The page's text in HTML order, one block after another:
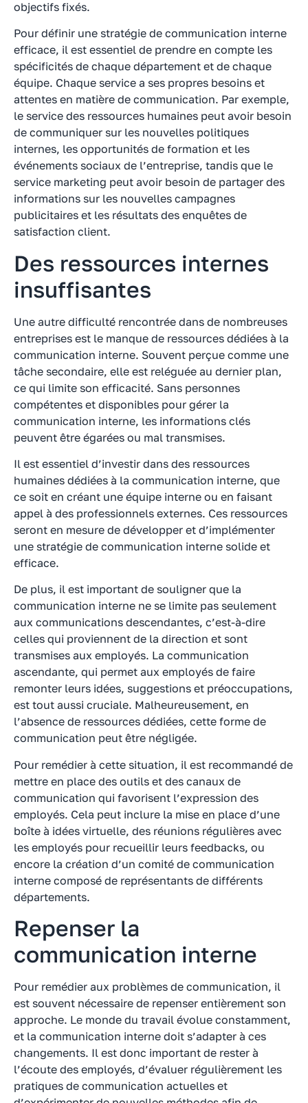
objectifs fixés.
Pour définir une stratégie de communication interne
efficace, il est essentiel de prendre en compte les
spécificités de chaque département et de chaque
équipe. Chaque service a ses propres besoins et
attentes en matière de communication. Par exemple,
le service des ressources humaines peut avoir besoin
de communiquer sur les nouvelles politiques
internes, les opportunités de formation et les
événements sociaux de l’entreprise, tandis que le
service marketing peut avoir besoin de partager des
informations sur les nouvelles campagnes
publicitaires et les résultats des enquêtes de
satisfaction client.
Des ressources internes
insuffisantes
Une autre difficulté rencontrée dans de nombreuses
entreprises est le manque de ressources dédiées à la
communication interne. Souvent perçue comme une
tâche secondaire, elle est reléguée au dernier plan,
ce qui limite son efficacité. Sans personnes
compétentes et disponibles pour gérer la
communication interne, les informations clés
peuvent être égarées ou mal transmises.
Il est essentiel d’investir dans des ressources
humaines dédiées à la communication interne, que
ce soit en créant une équipe interne ou en faisant
appel à des professionnels externes. Ces ressources
seront en mesure de développer et d’implémenter
une stratégie de communication interne solide et
efficace.
De plus, il est important de souligner que la
communication interne ne se limite pas seulement
aux communications descendantes, c’est-à-dire
celles qui proviennent de la direction et sont
transmises aux employés. La communication
ascendante, qui permet aux employés de faire
remonter leurs idées, suggestions et préoccupations,
est tout aussi cruciale. Malheureusement, en
l’absence de ressources dédiées, cette forme de
communication peut être négligée.
Pour remédier à cette situation, il est recommandé de
mettre en place des outils et des canaux de
communication qui favorisent l’expression des
employés. Cela peut inclure la mise en place d’une
boîte à idées virtuelle, des réunions régulières avec
les employés pour recueillir leurs feedbacks, ou
encore la création d’un comité de communication
interne composé de représentants de différents
départements.
Repenser la
communication interne
Pour remédier aux problèmes de communication, il
est souvent nécessaire de repenser entièrement son
approche. Le monde du travail évolue constamment,
et la communication interne doit s’adapter à ces
changements. Il est donc important de rester à
l’écoute des employés, d’évaluer régulièrement les
pratiques de communication actuelles et